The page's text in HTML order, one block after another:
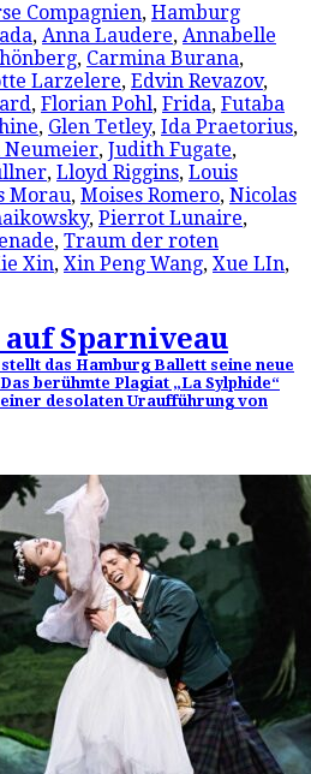
Compagnien, Hamburg
, Anna Laudere, Annabelle
, Carmina Burana,
Larzelere, Edvin Revazov,
, Florian Pohl, Frida, Futaba
, Glen Tetley, Ida Praetorius,
Neumeier, Judith Fugate,
, Lloyd Riggins, Louis
Morau, Moises Romero, Nicolas
, Pierrot Lunaire,
, Traum der roten
Xin, Xin Peng Wang, Xue LIn,
Sparniveau
das Hamburg Ballett seine neue
berühmte Plagiat „La Sylphide“
desolaten Uraufführung von